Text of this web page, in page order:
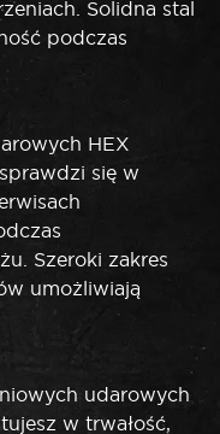
Solidna stal
podczas
HEX
się w
Szeroki zakres
umożliwiają
udarowych
w trwałość,